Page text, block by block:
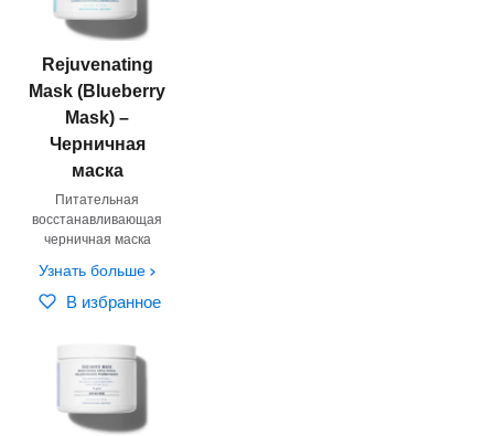
Rejuvenating
Mask (Blueberry
Mask) –
Черничная
маска
Питательная
восстанавливающая
черничная маска
Узнать больше
В избранное